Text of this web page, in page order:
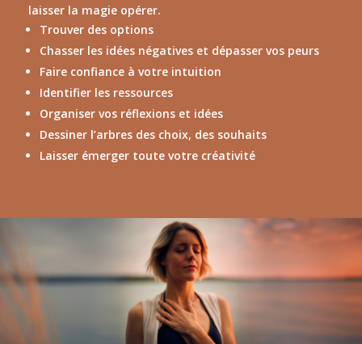
laisser la magie opérer.
Trouver des options
Chasser les idées négatives et dépasser vos peurs
Faire confiance à votre intuition
Identifier les ressources
Organiser vos réflexions et idées
Dessiner l’arbres des choix, des souhaits
Laisser émerger toute votre créativité